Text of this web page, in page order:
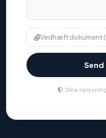
Vedhæft dokument
Send
Dine